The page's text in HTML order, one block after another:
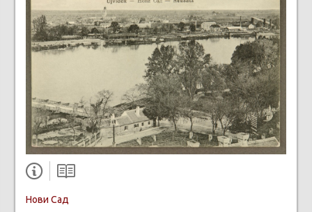
Нови Сад